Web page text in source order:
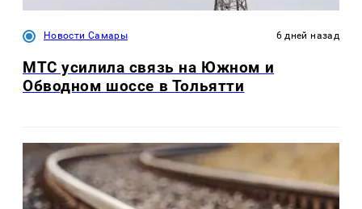
Новости Самары 6 дней назад
МТС усилила связь на Южном и
Обводном шоссе в Тольятти